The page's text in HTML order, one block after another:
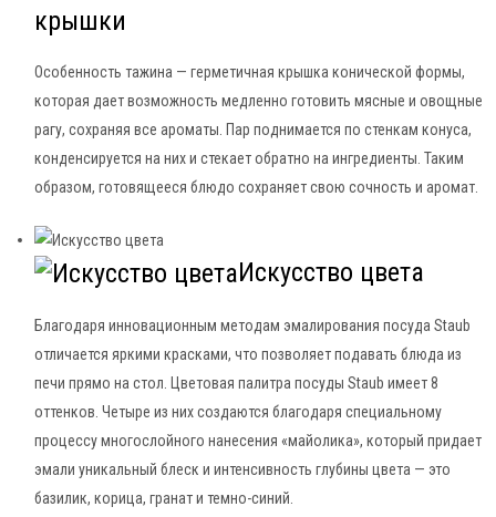
крышки
Особенность тажина — герметичная крышка конической формы,
которая дает возможность медленно готовить мясные и овощные
рагу, сохраняя все ароматы. Пар поднимается по стенкам конуса,
конденсируется на них и стекает обратно на ингредиенты. Таким
образом, готовящееся блюдо сохраняет свою сочность и аромат.
Искусство цвета
Благодаря инновационным методам эмалирования посуда Staub
отличается яркими красками, что позволяет подавать блюда из
печи прямо на стол. Цветовая палитра посуды Staub имеет 8
оттенков. Четыре из них создаются благодаря специальному
процессу многослойного нанесения «майолика», который придает
эмали уникальный блеск и интенсивность глубины цвета — это
базилик, корица, гранат и темно-синий.